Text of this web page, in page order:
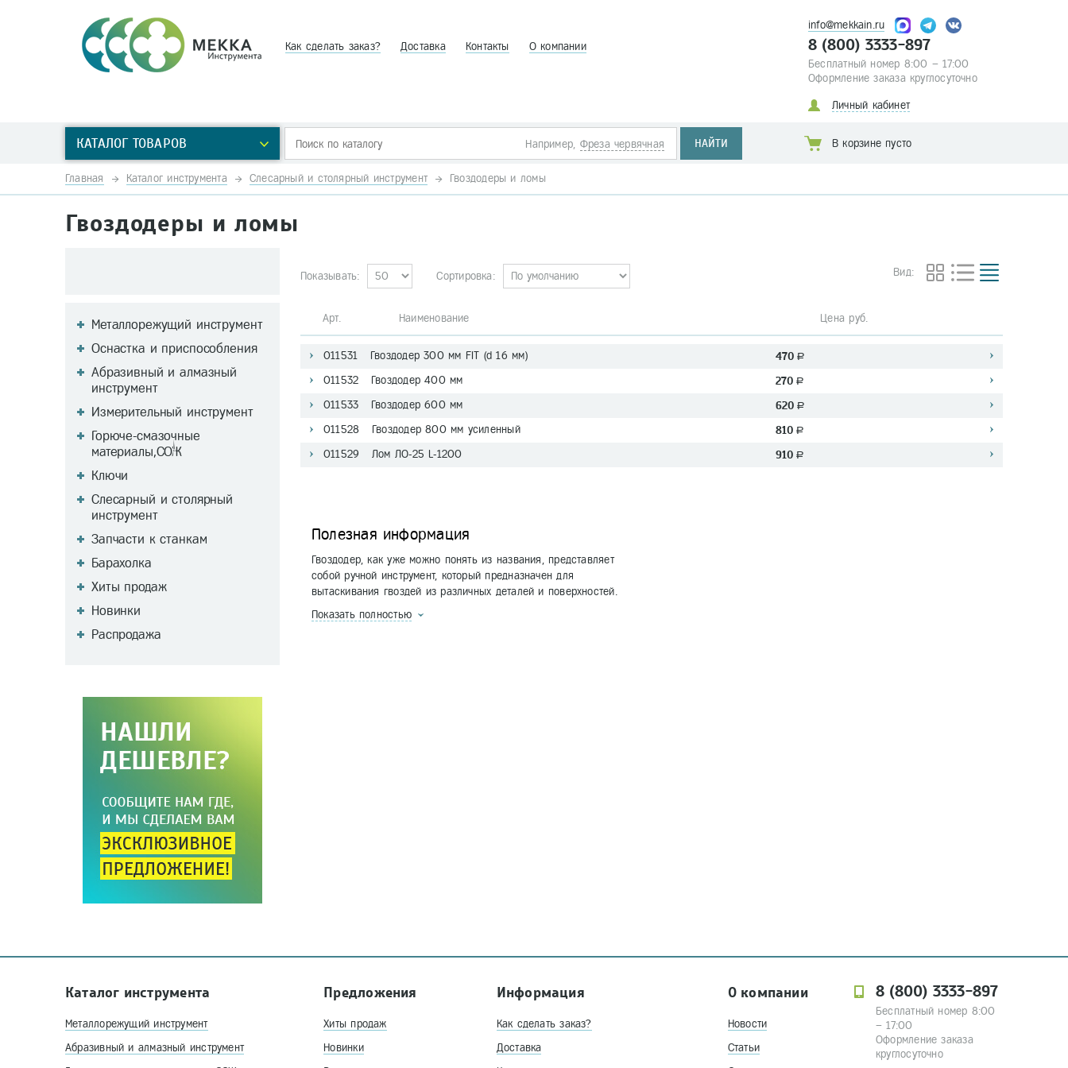
Как сделать заказ? Доставка Контакты О компании
info@mekkain.ru
8 (800) 3333-897
Бесплатный номер 8:00 – 17:00
Оформление заказа круглосуточно
Личный кабинет
КАТАЛОГ ТОВАРОВ Например, Фреза червячная НАЙТИ В корзине пусто
Главная Каталог инструмента Слесарный и столярный инструмент Гвоздодеры и ломы
Гвоздодеры и ломы
Металлорежущий инструмент
Оснастка и приспособления
Абразивный и алмазный
инструмент
Измерительный инструмент
Горюче-смазочные
материалы,СОЖ
Ключи
Слесарный и столярный
инструмент
Запчасти к станкам
Барахолка
Хиты продаж
Новинки
Распродажа
Показывать: Сортировка: Вид:
Арт. Наименование Цена руб.
011531 Гвоздодер 300 мм FIT (d 16 мм) 470 a
011532 Гвоздодер 400 мм 270 a
011533 Гвоздодер 600 мм 620 a
011528 Гвоздодер 800 мм усиленный 810 a
011529 Лом ЛО-25 L-1200 910 a
Полезная информация
Гвоздодер, как уже можно понять из названия, представляет
собой ручной инструмент, который предназначен для
вытаскивания гвоздей из различных деталей и поверхностей.
Показать полностью
Каталог инструмента
Металлорежущий инструмент
Абразивный и алмазный инструмент
Предложения
Хиты продаж
Новинки
Информация
Как сделать заказ?
Доставка
О компании
Новости
Статьи
8 (800) 3333-897
Бесплатный номер 8:00
– 17:00
Оформление заказа
круглосуточно